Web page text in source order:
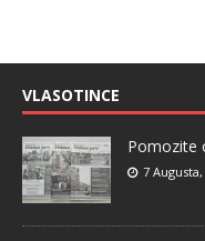
VLASOTINCE
Pomozite
7 Augusta,